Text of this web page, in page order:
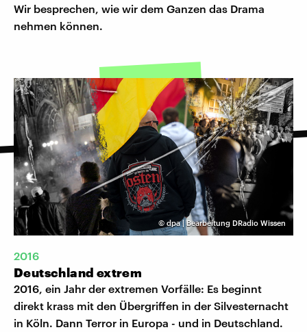
Wir besprechen, wie wir dem Ganzen das Drama
nehmen können.
© dpa | Bearbeitung DRadio Wissen
2016
Deutschland extrem
2016, ein Jahr der extremen Vorfälle: Es beginnt
direkt krass mit den Übergriffen in der Silvesternacht
in Köln. Dann Terror in Europa - und in Deutschland.